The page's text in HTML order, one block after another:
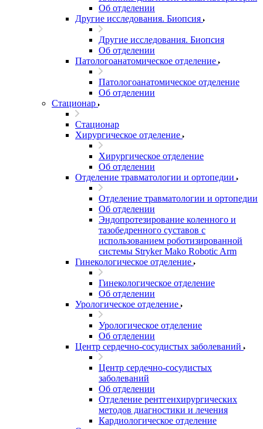
Об отделении
Другие исследования. Биопсия
Другие исследования. Биопсия
Об отделении
Патологоанатомическое отделение
Патологоанатомическое отделение
Об отделении
Стационар
Стационар
Хирургическое отделение
Хирургическое отделение
Об отделении
Отделение травматологии и ортопедии
Отделение травматологии и ортопедии
Об отделении
Эндопротезирование коленного и
тазобедренного суставов с
использованием роботизированной
системы Stryker Mako Robotic Arm
Гинекологическое отделение
Гинекологическое отделение
Об отделении
Урологическое отделение
Урологическое отделение
Об отделении
Центр сердечно-сосудистых заболеваний
Центр сердечно-сосудистых
заболеваний
Об отделении
Отделение рентгенхирургических
методов диагностики и лечения
Кардиологическое отделение